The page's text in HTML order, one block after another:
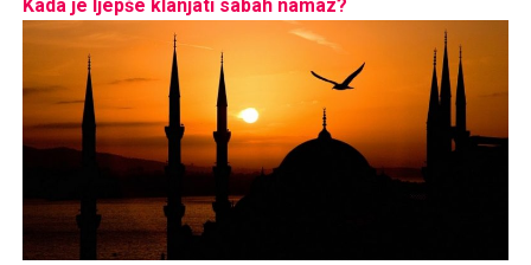
Kada je ljepše klanjati sabah namaz?